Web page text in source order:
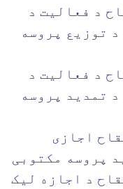
د فعالیت د
توزیع پروسه
د فعالیت د
تمدید پروسه
اجازی
پروسه مکتوبی
د اجازه لیک